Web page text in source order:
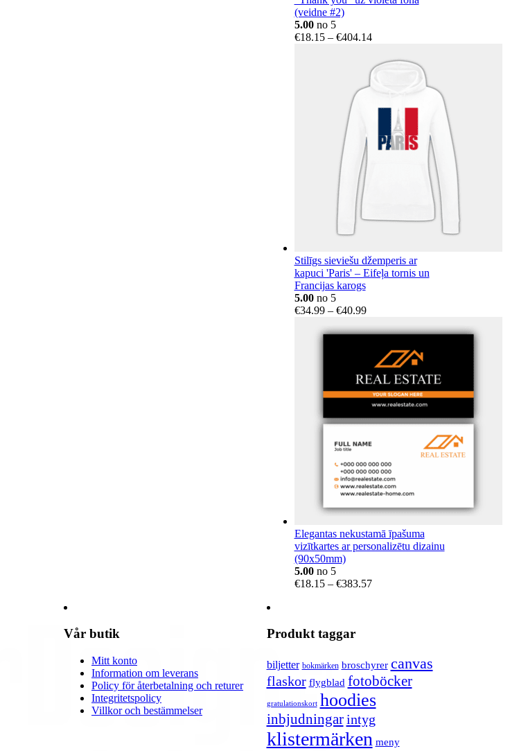
(veidne #2)
5.00no 5
€18.15 – €404.14Price
€18.15
through
Stilīgs sieviešu džemperis ar
kapuci 'Paris' – Eifeļa tornis un
Francijas karogs
5.00no 5
€34.99 – €40.99Price
€34.99
through
€40.99
Elegantas nekustamā īpašuma
vizītkartes ar personalizētu dizainu
(90x50mm)
5.00no 5
€18.15 – €383.57Price
Vår butik
Mitt konto
Information om leverans
Policy för återbetalning och returer
Integritetspolicy
Villkor och bestämmelser
Produkt taggar
biljetter bokmärken broschyrer canvas
flaskor flygblad fotoböcker
gratulationskort hoodies
inbjudningar intyg
klistermärken meny